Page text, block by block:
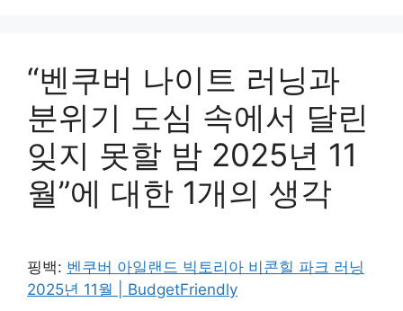
“벤쿠버 나이트 러닝과
분위기 도심 속에서 달린
잊지 못할 밤 2025년 11
월”에 대한 1개의 생각
핑백: 벤쿠버 아일랜드 빅토리아 비콘힐 파크 러닝
2025년 11월 | BudgetFriendly